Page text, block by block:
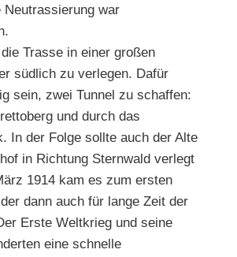
Neutrassierung war
Trasse in einer großen
südlich zu verlegen. Dafür
sein, zwei Tunnel zu schaffen:
und durch das
In der Folge sollte auch der Alte
in Richtung Sternwald verlegt
1914 kam es zum ersten
dann auch für lange Zeit der
Erste Weltkrieg und seine
eine schnelle